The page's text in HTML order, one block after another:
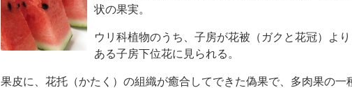
状の果実。
ウリ科植物のうち、子房が花被（ガクと花冠）よ
ある子房下位花に見られる。
果皮に、花托（かたく）の組織が癒合してできた偽果で、多肉果の一